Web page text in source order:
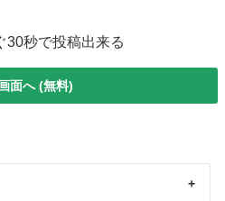
30秒で投稿出来る
面へ (無料)